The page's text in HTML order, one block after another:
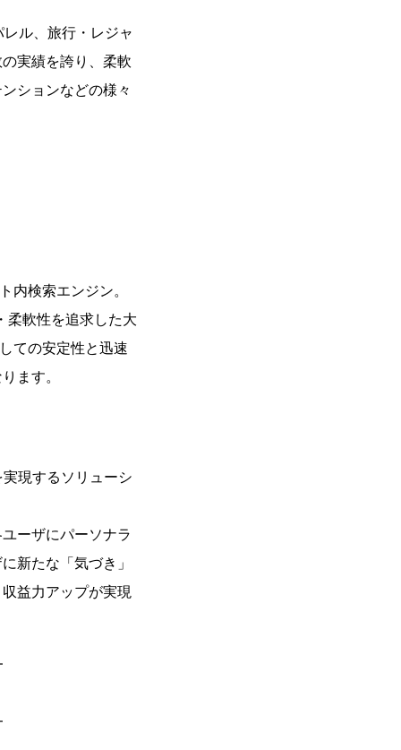
ル、旅行・レジャ
実績を誇り、柔軟
ションなどの様々
内検索エンジン。
柔軟性を追求した大
ての安定性と迅速
ます。
現するソリューシ
ーザにパーソナラ
新たな「気づき」
益力アップが実現